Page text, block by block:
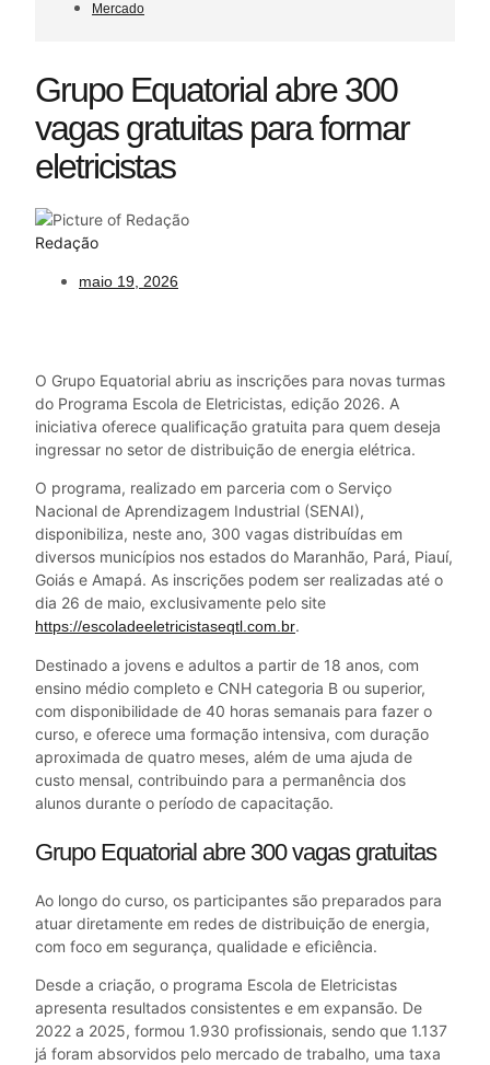
Mercado
Grupo Equatorial abre 300
vagas gratuitas para formar
eletricistas
Redação
maio 19, 2026
O Grupo Equatorial abriu as inscrições para novas turmas
do Programa Escola de Eletricistas, edição 2026. A
iniciativa oferece qualificação gratuita para quem deseja
ingressar no setor de distribuição de energia elétrica.
O programa, realizado em parceria com o Serviço
Nacional de Aprendizagem Industrial (SENAI),
disponibiliza, neste ano, 300 vagas distribuídas em
diversos municípios nos estados do Maranhão, Pará, Piauí,
Goiás e Amapá. As inscrições podem ser realizadas até o
dia 26 de maio, exclusivamente pelo site
https://escoladeeletricistaseqtl.com.br.
Destinado a jovens e adultos a partir de 18 anos, com
ensino médio completo e CNH categoria B ou superior,
com disponibilidade de 40 horas semanais para fazer o
curso, e oferece uma formação intensiva, com duração
aproximada de quatro meses, além de uma ajuda de
custo mensal, contribuindo para a permanência dos
alunos durante o período de capacitação.
Grupo Equatorial abre 300 vagas gratuitas
Ao longo do curso, os participantes são preparados para
atuar diretamente em redes de distribuição de energia,
com foco em segurança, qualidade e eficiência.
Desde a criação, o programa Escola de Eletricistas
apresenta resultados consistentes e em expansão. De
2022 a 2025, formou 1.930 profissionais, sendo que 1.137
já foram absorvidos pelo mercado de trabalho, uma taxa